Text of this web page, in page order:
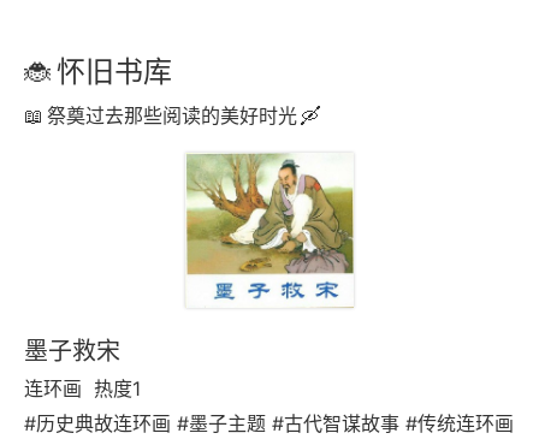
怀旧书库
祭奠过去那些阅读的美好时光
墨子救宋
连环画 热度1
#历史典故连环画 #墨子主题 #古代智谋故事 #传统连环画